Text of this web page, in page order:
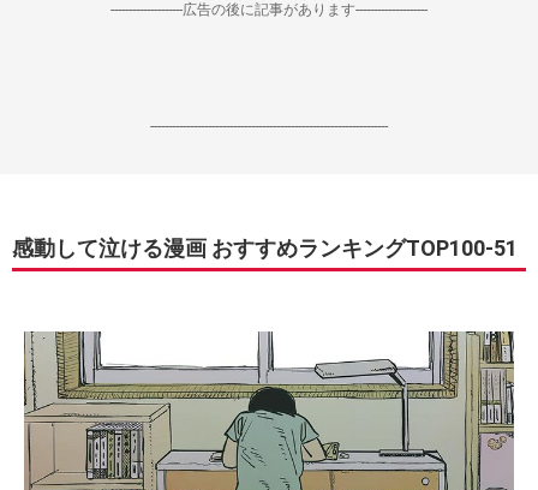
--------------------広告の後に記事があります--------------------
------------------------------------------------------------------
感動して泣ける漫画 おすすめランキングTOP100-51